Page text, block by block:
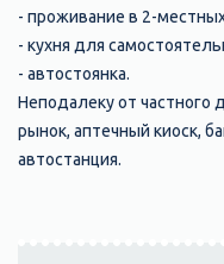
- проживание в 2-
- кухня для
- автостоянка.
Неподалеку от частного
рынок, аптечный киоск,
автостанция.